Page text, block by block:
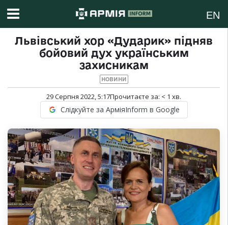
EN
Львівський хор «Дударик» підняв
бойовий дух українським
захисникам
НОВИНИ
29 Серпня 2022, 5:17Прочитаєте за: < 1 хв.
Слідкуйте за АрміяInform в Google